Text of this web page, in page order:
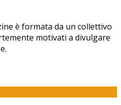
è formata da un collettivo
motivati a divulgare